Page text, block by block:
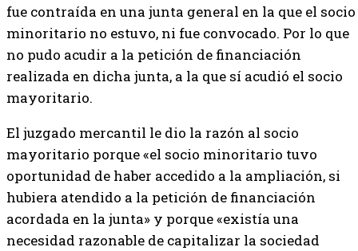
fue contraída en una junta general en la que el socio
minoritario no estuvo, ni fue convocado. Por lo que
no pudo acudir a la petición de financiación
realizada en dicha junta, a la que sí acudió el socio
mayoritario.
El juzgado mercantil le dio la razón al socio
mayoritario porque «el socio minoritario tuvo
oportunidad de haber accedido a la ampliación, si
hubiera atendido a la petición de financiación
acordada en la junta» y porque «existía una
necesidad razonable de capitalizar la sociedad